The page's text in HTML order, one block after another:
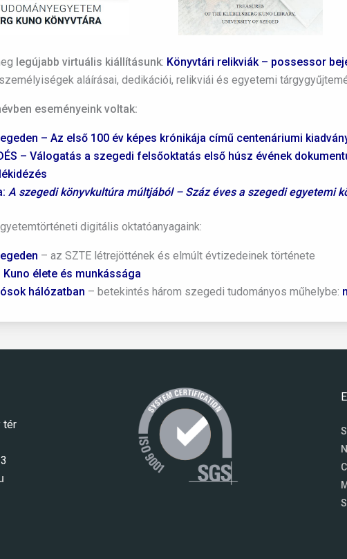
legújabb virtuális kiállításunk: Könyvtári relikviák – possessor
aláírásai, dedikációi, relikviái és egyetemi
eseményeink voltak:
– Az első 100 év képes krónikája című centenáriumi
– Válogatás a szegedi felsőoktatás első húsz évének
A szegedi könyvkultúra múltjából – Száz éves a szegedi egyetemi
digitális oktatóanyagaink:
– az SZTE létrejöttének és elmúlt évtizedeinek története
Kuno élete és munkássága
hálózatban – betekintés három szegedi tudományos műhelybe:
tér